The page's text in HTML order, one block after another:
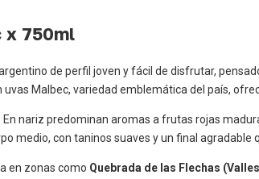
x 750ml
de perfil joven y fácil de disfrutar,
Malbec, variedad emblemática del país,
nariz predominan aromas a frutas rojas
medio, con taninos suaves y un final agradable
en zonas como Quebrada de las Flechas